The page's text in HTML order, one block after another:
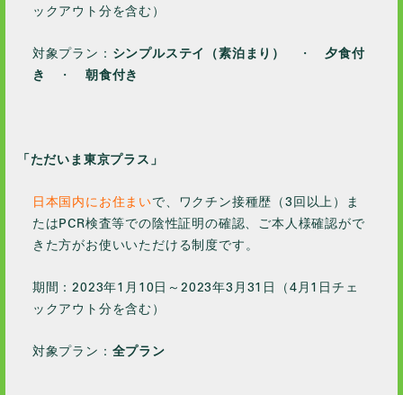
2021 / 11
2021 / 5
2021 / 4
2021 / 2
2021 / 1
ックアウト分を含む）
対象プラン： シンプルステイ（素泊まり） ・ 夕食付
き
・ 朝食付き
「ただいま東京プラス 」
日本国内にお住まいで、ワクチン接種歴（3回以上）ま
たはPCR検査等での陰性証明の確認、ご本人様確認がで
きた方がお使いいただける制度です。
期間：2023年1月10日～2023年3月31日（4月1日チェ
ックアウト分を含む）
対象プラン： 全プラン